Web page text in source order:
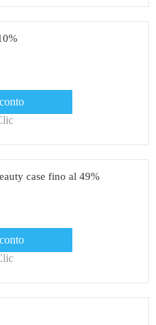
case fino al 49%